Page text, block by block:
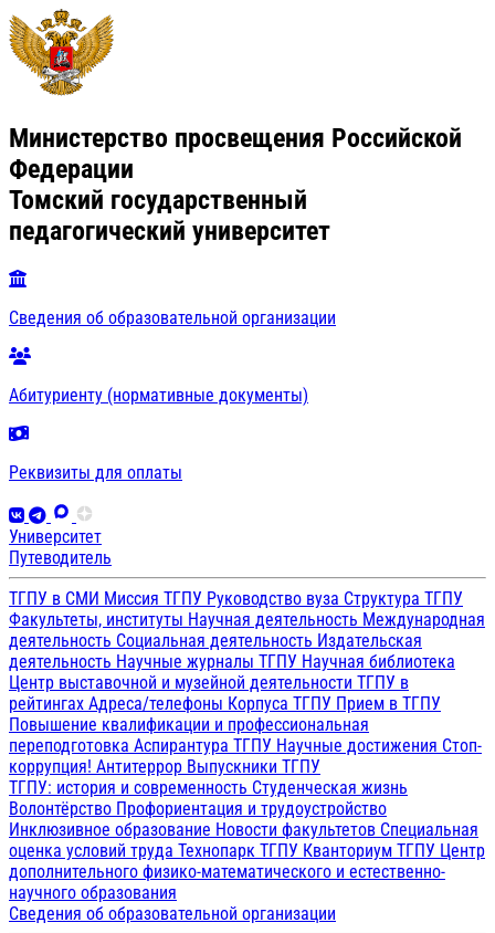
Министерство просвещения Российской
Федерации
Томский государственный
педагогический университет
Сведения об образовательной организации
Абитуриенту (нормативные документы)
Реквизиты для оплаты
Университет
Путеводитель
ТГПУ в СМИ Миссия ТГПУ Руководство вуза Структура ТГПУ
Факультеты, институты Научная деятельность Международная
деятельность Социальная деятельность Издательская
деятельность Научные журналы ТГПУ Научная библиотека
Центр выставочной и музейной деятельности ТГПУ в
рейтингах Адреса/телефоны Корпуса ТГПУ Прием в ТГПУ
Повышение квалификации и профессиональная
переподготовка Аспирантура ТГПУ Научные достижения Стоп-
коррупция! Антитеррор Выпускники ТГПУ
ТГПУ: история и современность Студенческая жизнь
Волонтёрство Профориентация и трудоустройство
Инклюзивное образование Новости факультетов Специальная
оценка условий труда Технопарк ТГПУ Кванториум ТГПУ Центр
дополнительного физико-математического и естественно-
научного образования
Сведения об образовательной организации